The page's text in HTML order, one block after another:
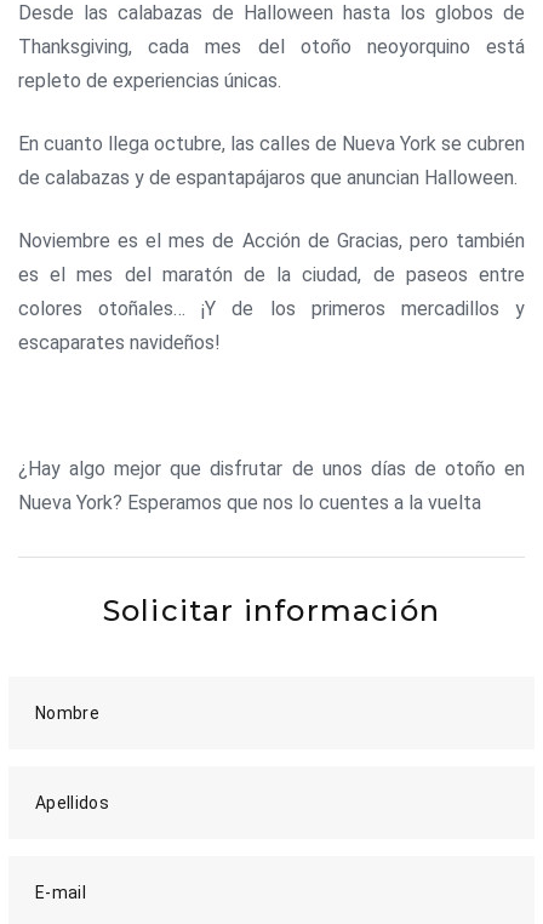
Desde las calabazas de Halloween hasta los globos de
Thanksgiving, cada mes del otoño neoyorquino está
repleto de experiencias únicas.
En cuanto llega octubre, las calles de Nueva York se cubren
de calabazas y de espantapájaros que anuncian Halloween.
Noviembre es el mes de Acción de Gracias, pero también
es el mes del maratón de la ciudad, de paseos entre
colores otoñales… ¡Y de los primeros mercadillos y
escaparates navideños!
¿Hay algo mejor que disfrutar de unos días de otoño en
Nueva York? Esperamos que nos lo cuentes a la vuelta
Solicitar información
Nombre
Apellidos
E-mail